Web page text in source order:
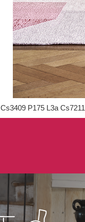
Cs3409 P175 L3a Cs7211